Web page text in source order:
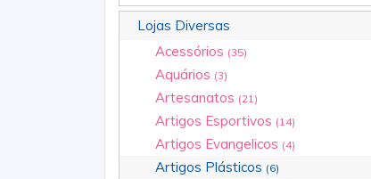
Lojas Diversas
Acessórios (35)
Aquários (3)
Artesanatos (21)
Artigos Esportivos (14)
Artigos Evangelicos (4)
Artigos Plásticos (6)